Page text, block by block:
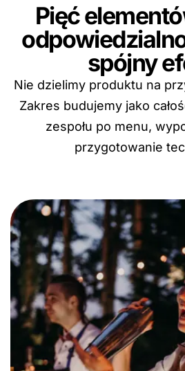
Pięć
spójny
Nie dzielimy produktu na
Zakres budujemy jako
zespołu po menu,
przygotowanie